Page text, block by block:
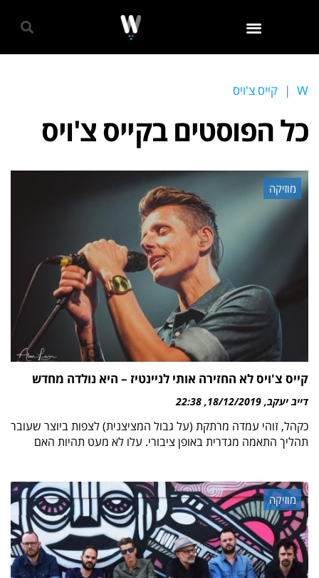
W
| קייס צ'ויס
כל הפוסטים בקייס צ'ויס
מוזיקה
קייס צ'ויס לא החזירה אותי לניינטיז – היא נולדה מחדש
דייב יעקב 18/12/2019
22:38
כקהל, זוהי עמדה מרתקת (על גבול המציצנית) לצפות ביוצר שעובר
תהליך התאמה מגדרית באופן ציבורי. עלו לא מעט תהיות האם
מוזיקה